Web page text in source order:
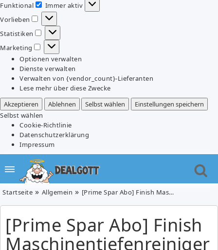
Funktional
Funktional
Immer aktiv
Vorlieben
Vorlieben
Statistiken
Statistiken
Marketing
Marketing
Optionen verwalten
Dienste verwalten
Verwalten von {vendor_count}-Lieferanten
Lese mehr über diese Zwecke
Akzeptieren
Ablehnen Selbst wählen
Einstellungen speichern
Selbst wählen
Cookie-Richtlinie
Datenschutzerklärung
Impressum
Startseite Allgemein [Prime Spar Abo] Finish Maschinentiefenreiniger Citrus (250 ml) für 1,96€ (Vergleich: 2,45€)
[Prime Spar Abo] Finish
Maschinentiefenreiniger